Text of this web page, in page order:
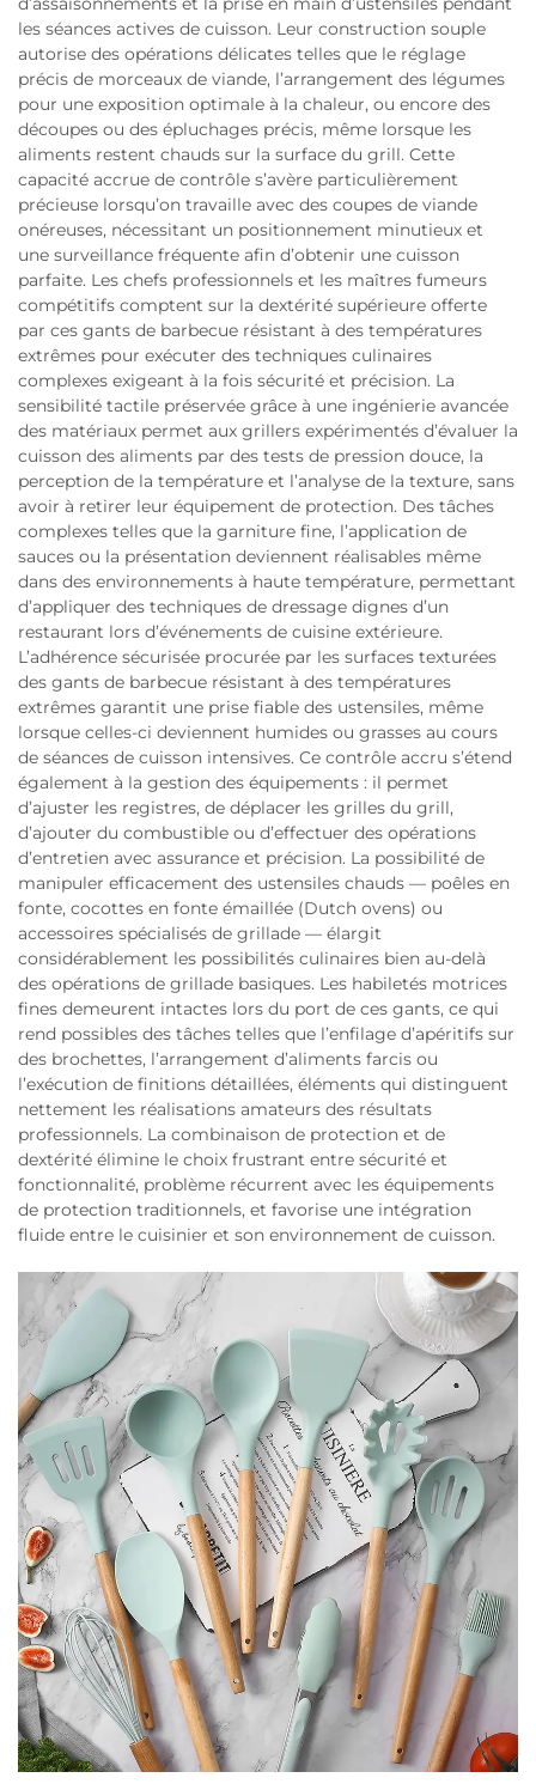
les séances actives de cuisson. Leur construction souple
autorise des opérations délicates telles que le réglage
précis de morceaux de viande, l’arrangement des légumes
pour une exposition optimale à la chaleur, ou encore des
découpes ou des épluchages précis, même lorsque les
aliments restent chauds sur la surface du grill. Cette
capacité accrue de contrôle s’avère particulièrement
précieuse lorsqu’on travaille avec des coupes de viande
onéreuses, nécessitant un positionnement minutieux et
une surveillance fréquente afin d’obtenir une cuisson
parfaite. Les chefs professionnels et les maîtres fumeurs
compétitifs comptent sur la dextérité supérieure offerte
par ces gants de barbecue résistant à des températures
extrêmes pour exécuter des techniques culinaires
complexes exigeant à la fois sécurité et précision. La
sensibilité tactile préservée grâce à une ingénierie avancée
des matériaux permet aux grillers expérimentés d’évaluer la
cuisson des aliments par des tests de pression douce, la
perception de la température et l’analyse de la texture, sans
avoir à retirer leur équipement de protection. Des tâches
complexes telles que la garniture fine, l’application de
sauces ou la présentation deviennent réalisables même
dans des environnements à haute température, permettant
d’appliquer des techniques de dressage dignes d’un
restaurant lors d’événements de cuisine extérieure.
L’adhérence sécurisée procurée par les surfaces texturées
des gants de barbecue résistant à des températures
extrêmes garantit une prise fiable des ustensiles, même
lorsque celles-ci deviennent humides ou grasses au cours
de séances de cuisson intensives. Ce contrôle accru s’étend
également à la gestion des équipements : il permet
d’ajuster les registres, de déplacer les grilles du grill,
d’ajouter du combustible ou d’effectuer des opérations
d’entretien avec assurance et précision. La possibilité de
manipuler efficacement des ustensiles chauds — poêles en
fonte, cocottes en fonte émaillée (Dutch ovens) ou
accessoires spécialisés de grillade — élargit
considérablement les possibilités culinaires bien au-delà
des opérations de grillade basiques. Les habiletés motrices
fines demeurent intactes lors du port de ces gants, ce qui
rend possibles des tâches telles que l’enfilage d’apéritifs sur
des brochettes, l’arrangement d’aliments farcis ou
l’exécution de finitions détaillées, éléments qui distinguent
nettement les réalisations amateurs des résultats
professionnels. La combinaison de protection et de
dextérité élimine le choix frustrant entre sécurité et
fonctionnalité, problème récurrent avec les équipements
de protection traditionnels, et favorise une intégration
fluide entre le cuisinier et son environnement de cuisson.